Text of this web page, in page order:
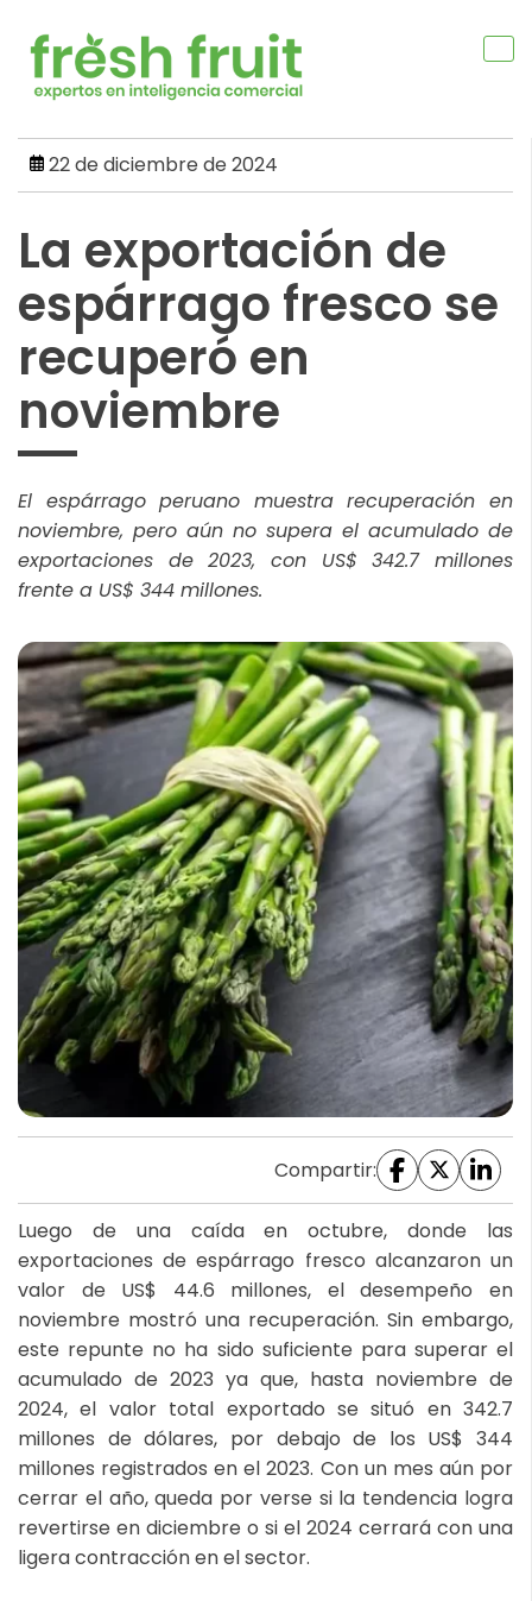
content
22 de diciembre de 2024
La exportación de
espárrago fresco se
recuperó en
noviembre
El espárrago peruano muestra recuperación en
noviembre, pero aún no supera el acumulado de
exportaciones de 2023, con US$ 342.7 millones
frente a US$ 344 millones.
Compartir:
Luego de una caída en octubre, donde las
exportaciones de espárrago fresco alcanzaron un
valor de US$ 44.6 millones, el desempeño en
noviembre mostró una recuperación. Sin embargo,
este repunte no ha sido suficiente para superar el
acumulado de 2023 ya que, hasta noviembre de
2024, el valor total exportado se situó en 342.7
millones de dólares, por debajo de los US$ 344
millones registrados en el 2023. Con un mes aún por
cerrar el año, queda por verse si la tendencia logra
revertirse en diciembre o si el 2024 cerrará con una
ligera contracción en el sector.